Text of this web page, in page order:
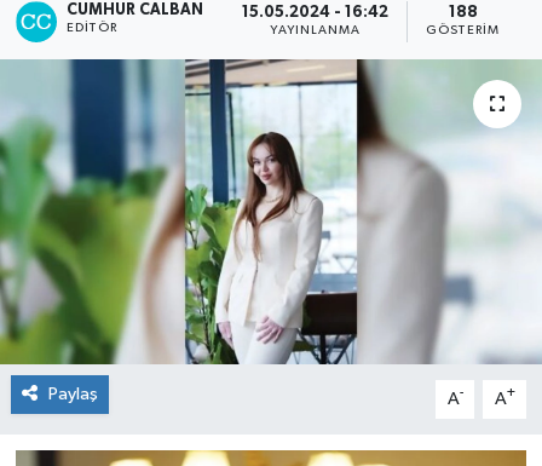
CUMHUR CALBAN
EDITÖR
15.05.2024 - 16:42
YAYINLANMA
188
GÖSTERIM
Paylaş A- A+
Son Dakika Haberleri
Haber Arşivi